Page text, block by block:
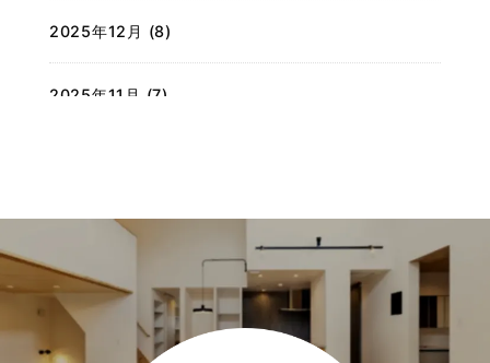
2025年12月 (8)
2025年11月 (7)
2025年09月 (7)
2025年08月 (6)
2025年07月 (9)